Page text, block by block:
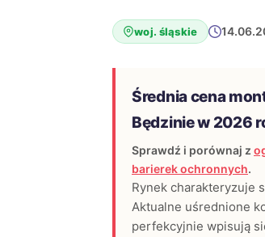
woj. śląskie
Średnia cena
Będzinie w 2026
Sprawdź i porównaj z
barierek ochronnych.
Rynek charakteryzuje
Aktualne uśrednione
perfekcyjnie wpisują